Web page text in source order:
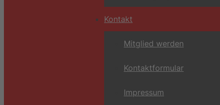
Kontakt
Mitglied werden
Kontaktformular
Impressum